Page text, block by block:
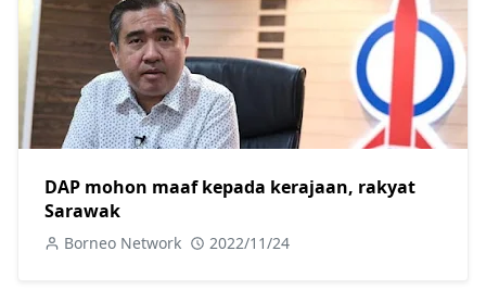
DAP mohon maaf kepada kerajaan, rakyat
Sarawak
Borneo Network 2022/11/24